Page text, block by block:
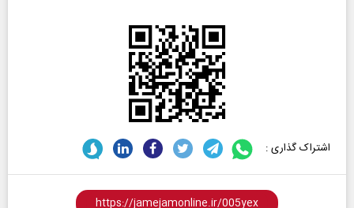
اشتراک گذاری :